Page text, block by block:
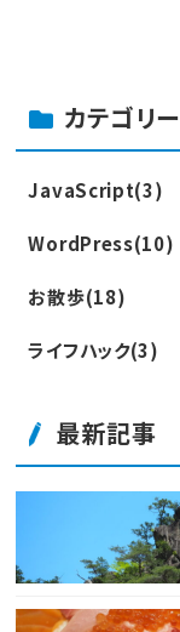
カテゴリー
JavaScript(3)
WordPress(10)
お散歩(18)
ライフハック(3)
最新記事